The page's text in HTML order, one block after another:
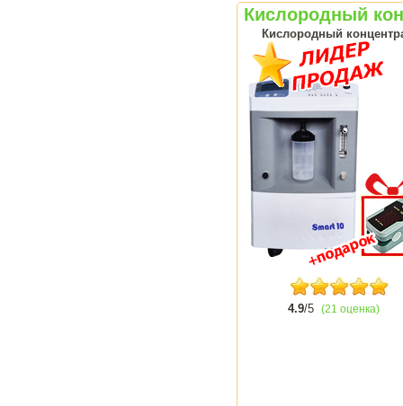
Кислородный
Кислородный
4.9/5 (21 оценка)